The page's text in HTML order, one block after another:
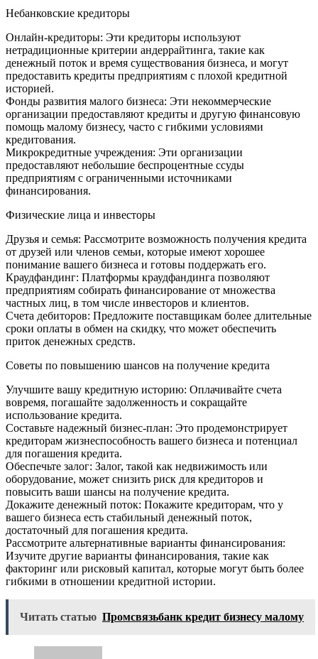
Небанковские кредиторы
Онлайн-кредиторы: Эти кредиторы используют
нетрадиционные критерии андеррайтинга, такие как
денежный поток и время существования бизнеса, и могут
предоставить кредиты предприятиям с плохой кредитной
историей.
Фонды развития малого бизнеса: Эти некоммерческие
организации предоставляют кредиты и другую финансовую
помощь малому бизнесу, часто с гибкими условиями
кредитования.
Микрокредитные учреждения: Эти организации
предоставляют небольшие беспроцентные ссуды
предприятиям с ограниченными источниками
финансирования.
Физические лица и инвесторы
Друзья и семья: Рассмотрите возможность получения кредита
от друзей или членов семьи, которые имеют хорошее
понимание вашего бизнеса и готовы поддержать его.
Краудфандинг: Платформы краудфандинга позволяют
предприятиям собирать финансирование от множества
частных лиц, в том числе инвесторов и клиентов.
Счета дебиторов: Предложите поставщикам более длительные
сроки оплаты в обмен на скидку, что может обеспечить
приток денежных средств.
Советы по повышению шансов на получение кредита
Улучшите вашу кредитную историю: Оплачивайте счета
вовремя, погашайте задолженность и сокращайте
использование кредита.
Составьте надежный бизнес-план: Это продемонстрирует
кредиторам жизнеспособность вашего бизнеса и потенциал
для погашения кредита.
Обеспечьте залог: Залог, такой как недвижимость или
оборудование, может снизить риск для кредиторов и
повысить ваши шансы на получение кредита.
Докажите денежный поток: Покажите кредиторам, что у
вашего бизнеса есть стабильный денежный поток,
достаточный для погашения кредита.
Рассмотрите альтернативные варианты финансирования:
Изучите другие варианты финансирования, такие как
факторинг или рисковый капитал, которые могут быть более
гибкими в отношении кредитной истории.
Читать статью Промсвязьбанк кредит бизнесу малому